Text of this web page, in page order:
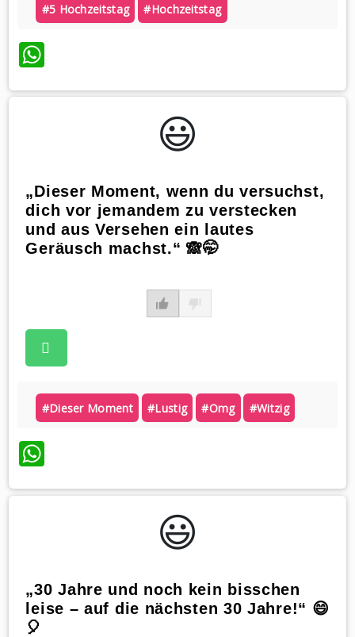
#5 Hochzeitstag #hochzeitstag
WhatsApp
😃️
„Dieser Moment, wenn du versuchst,
dich vor jemandem zu verstecken
und aus Versehen ein lautes
Geräusch machst.“ 🙈🤭
#dieser Moment #lustig #omg #witzig
WhatsApp
😃️
„30 Jahre und noch kein bisschen
leise – auf die nächsten 30 Jahre!“ 😄
🎈